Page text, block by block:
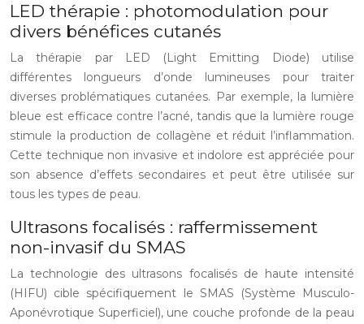
LED thérapie : photomodulation pour
divers bénéfices cutanés
La thérapie par LED (Light Emitting Diode) utilise
différentes longueurs d’onde lumineuses pour traiter
diverses problématiques cutanées. Par exemple, la lumière
bleue est efficace contre l’acné, tandis que la lumière rouge
stimule la production de collagène et réduit l’inflammation.
Cette technique non invasive et indolore est appréciée pour
son absence d’effets secondaires et peut être utilisée sur
tous les types de peau.
Ultrasons focalisés : raffermissement
non-invasif du SMAS
La technologie des ultrasons focalisés de haute intensité
(HIFU) cible spécifiquement le SMAS (Système Musculo-
Aponévrotique Superficiel), une couche profonde de la peau